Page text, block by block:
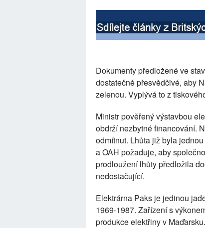
Dokumenty předložené ve
dostatečně přesvědčivé, aby
zelenou. Vyplývá to z
Ministr pověřený výstavbou
obdrží nezbytné financování.
odmítnut. Lhůta již byla
a OAH požaduje, aby
prodloužení lhůty předložila
nedostačující.
Elektrárna Paks je jedinou
1969-1987. Zařízení s
produkce elektřiny v Maďarsku.